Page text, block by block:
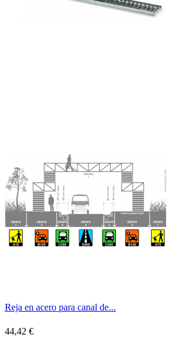
Reja en acero para canal de...
44,42 €